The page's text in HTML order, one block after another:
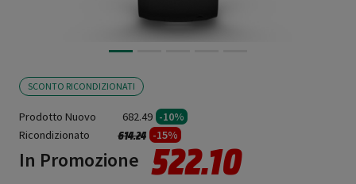
SCONTO RICONDIZIONATI
Prodotto Nuovo 682.49 -10%
Ricondizionato
Prezzo ridotto da
614.24a -15%
In Promozione 522.10